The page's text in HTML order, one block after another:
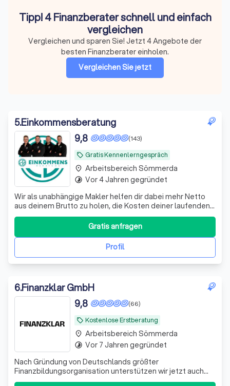
Tipp! 4 Finanzberater schnell und einfach
vergleichen
Vergleichen und sparen Sie! Jetzt 4 Angebote der
besten Finanzberater einholen.
Vergleichen Sie jetzt
5.Einkommensberatung
local_offer Gratis Kennenlerngespräch
(143)
9,8
Wir als unabhängige Makler helfen dir dabei mehr Netto
aus deinem Brutto zu holen, die Kosten deiner laufenden
Verträge zu reduzieren und deine Rentenlücke zu
Profil
Gratis anfragen
place Arbeitsbereich Sömmerda
timelapse Vor 4 Jahren gegründet
6.Finanzklar GmbH
local_offer Kostenlose Erstberatung
(66)
9,8
Nach Gründung von Deutschlands größter
Finanzbildungsorganisation unterstützen wir jetzt auch
bei der Umsetzung. Bekannt aus ZDF, ARD, RTL und vielen
place Arbeitsbereich Sömmerda
timelapse Vor 7 Jahren gegründet